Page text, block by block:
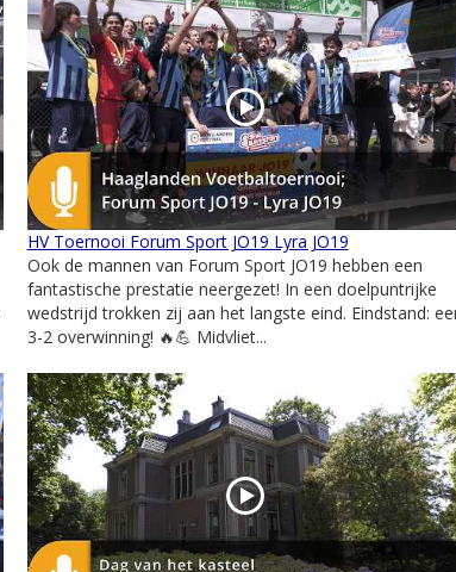
HV Toernooi Forum Sport JO19 Lyra JO19
Ook de mannen van Forum Sport JO19 hebben een
fantastische prestatie neergezet! In een doelpuntrijke
wedstrijd trokken zij aan het langste eind. Eindstand:
3-2 overwinning! 🔥💪 Midvliet...